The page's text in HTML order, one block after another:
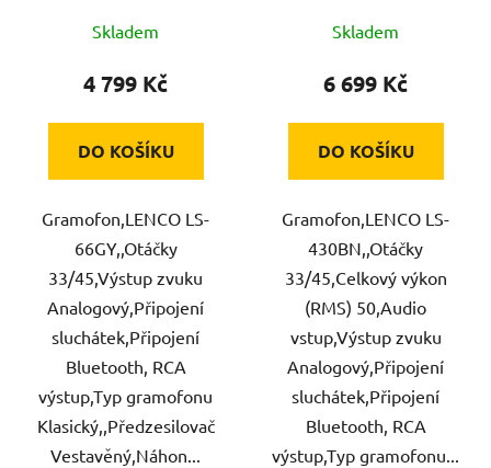
Skladem
4 799 Kč
DO KOŠÍKU
Gramofon,LENCO LS-
66GY,,Otáčky
33/45,Výstup zvuku
Analogový,Připojení
sluchátek,Připojení
Bluetooth, RCA
výstup,Typ gramofonu
Klasický,,Předzesilovač
Vestavěný,Náhon...
Skladem
6 699 Kč
DO KOŠÍKU
Gramofon,LENCO LS-
430BN,,Otáčky
33/45,Celkový výkon
(RMS) 50,Audio
vstup,Výstup zvuku
Analogový,Připojení
sluchátek,Připojení
Bluetooth, RCA
výstup,Typ gramofonu...